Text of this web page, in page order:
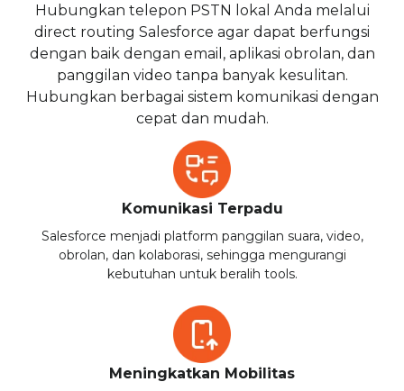
Hubungkan telepon PSTN lokal Anda melalui
direct routing Salesforce agar dapat berfungsi
dengan baik dengan email, aplikasi obrolan, dan
panggilan video tanpa banyak kesulitan.
Hubungkan berbagai sistem komunikasi dengan
cepat dan mudah.
Komunikasi Terpadu
Salesforce menjadi platform panggilan suara, video,
obrolan, dan kolaborasi, sehingga mengurangi
kebutuhan untuk beralih tools.
Meningkatkan Mobilitas